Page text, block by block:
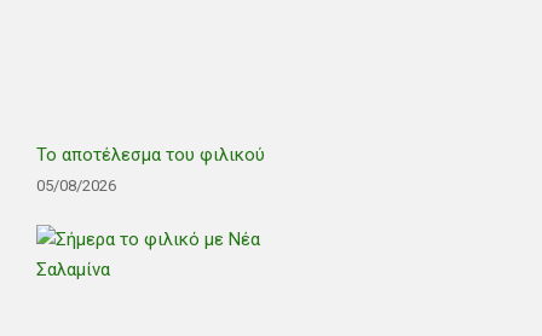
Το αποτέλεσμα του φιλικού
05/08/2026